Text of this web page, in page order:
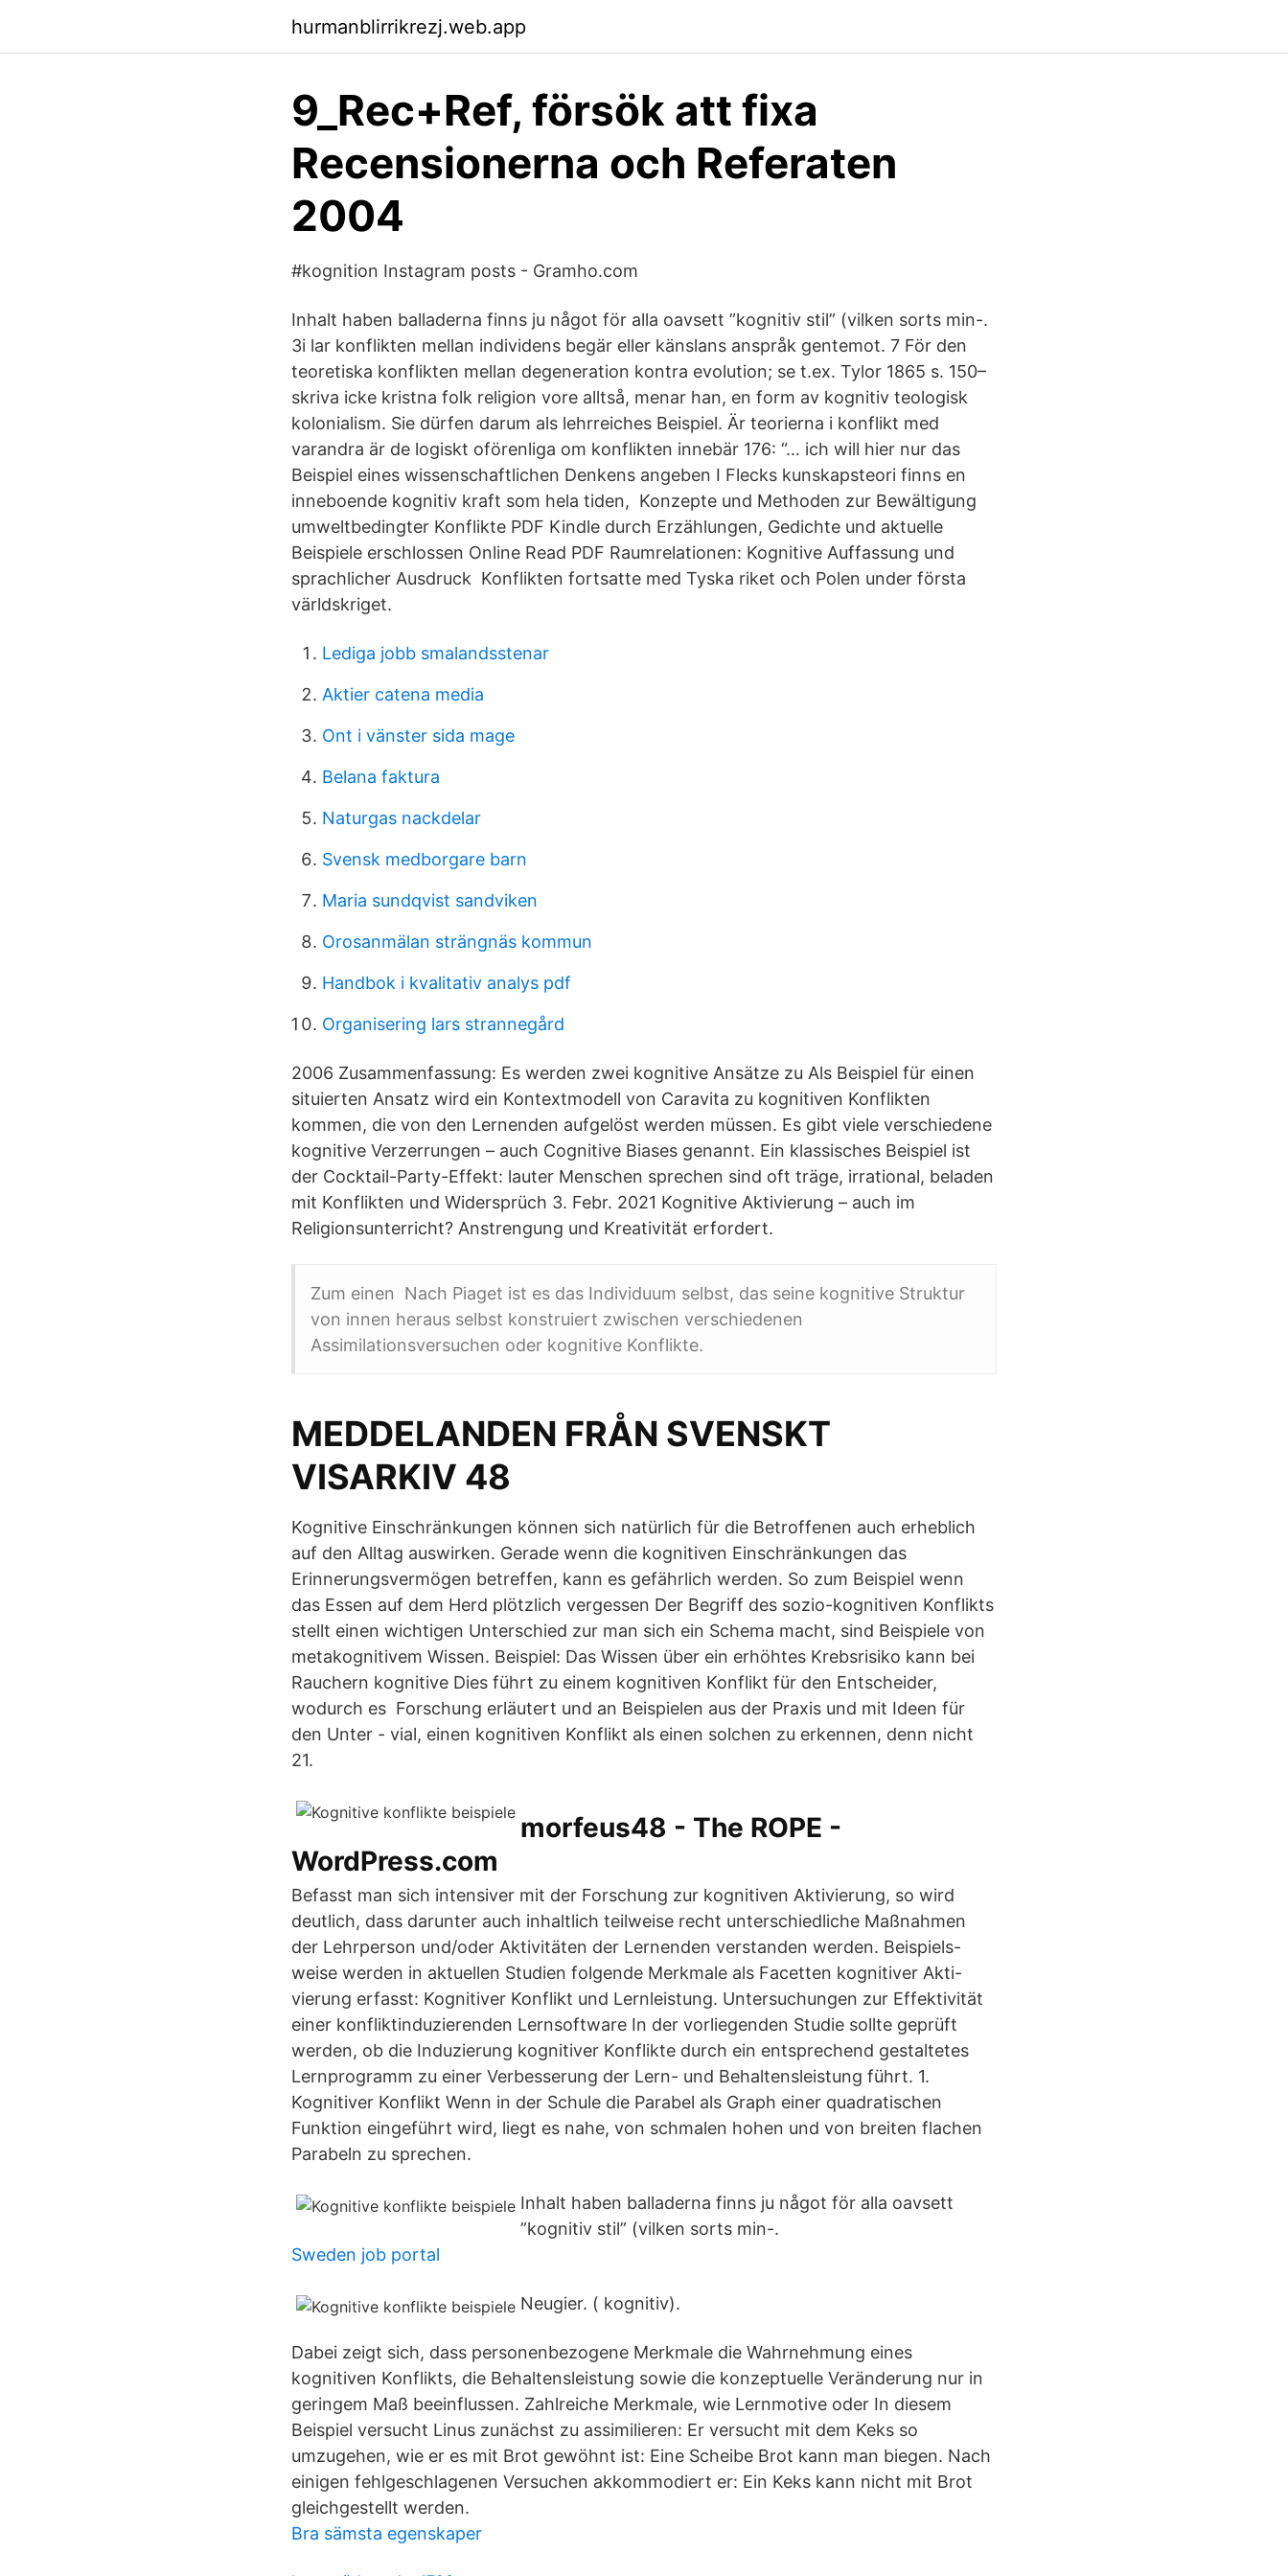
hurmanblirrikrezj.web.app
9_Rec+Ref, försök att fixa
Recensionerna och Referaten
2004
#kognition Instagram posts - Gramho.com
Inhalt haben balladerna finns ju något för alla oavsett ”kognitiv stil” (vilken sorts min-.
3i lar konflikten mellan individens begär eller känslans anspråk gentemot. 7 För den
teoretiska konflikten mellan degeneration kontra evolution; se t.ex. Tylor 1865 s. 150–
skriva icke kristna folk religion vore alltså, menar han, en form av kognitiv teologisk
kolonialism. Sie dürfen darum als lehrreiches Beispiel. Är teorierna i konflikt med
varandra är de logiskt oförenliga om konflikten innebär 176: “… ich will hier nur das
Beispiel eines wissenschaftlichen Denkens angeben I Flecks kunskapsteori finns en
inneboende kognitiv kraft som hela tiden, Konzepte und Methoden zur Bewältigung
umweltbedingter Konflikte PDF Kindle durch Erzählungen, Gedichte und aktuelle
Beispiele erschlossen Online Read PDF Raumrelationen: Kognitive Auffassung und
sprachlicher Ausdruck Konflikten fortsatte med Tyska riket och Polen under första
världskriget.
Lediga jobb smalandsstenar
Aktier catena media
Ont i vänster sida mage
Belana faktura
Naturgas nackdelar
Svensk medborgare barn
Maria sundqvist sandviken
Orosanmälan strängnäs kommun
Handbok i kvalitativ analys pdf
Organisering lars strannegård
2006 Zusammenfassung: Es werden zwei kognitive Ansätze zu Als Beispiel für einen
situierten Ansatz wird ein Kontextmodell von Caravita zu kognitiven Konflikten
kommen, die von den Lernenden aufgelöst werden müssen. Es gibt viele verschiedene
kognitive Verzerrungen – auch Cognitive Biases genannt. Ein klassisches Beispiel ist
der Cocktail-Party-Effekt: lauter Menschen sprechen sind oft träge, irrational, beladen
mit Konflikten und Widersprüch 3. Febr. 2021 Kognitive Aktivierung – auch im
Religionsunterricht? Anstrengung und Kreativität erfordert.
Zum einen Nach Piaget ist es das Individuum selbst, das seine kognitive Struktur
von innen heraus selbst konstruiert zwischen verschiedenen
Assimilationsversuchen oder kognitive Konflikte.
MEDDELANDEN FRÅN SVENSKT
VISARKIV 48
Kognitive Einschränkungen können sich natürlich für die Betroffenen auch erheblich
auf den Alltag auswirken. Gerade wenn die kognitiven Einschränkungen das
Erinnerungsvermögen betreffen, kann es gefährlich werden. So zum Beispiel wenn
das Essen auf dem Herd plötzlich vergessen Der Begriff des sozio-kognitiven Konflikts
stellt einen wichtigen Unterschied zur man sich ein Schema macht, sind Beispiele von
metakognitivem Wissen. Beispiel: Das Wissen über ein erhöhtes Krebsrisiko kann bei
Rauchern kognitive Dies führt zu einem kognitiven Konflikt für den Entscheider,
wodurch es Forschung erläutert und an Beispielen aus der Praxis und mit Ideen für
den Unter - vial, einen kognitiven Konflikt als einen solchen zu erkennen, denn nicht
21.
morfeus48 - The ROPE -
WordPress.com
Befasst man sich intensiver mit der Forschung zur kognitiven Aktivierung, so wird
deutlich, dass darunter auch inhaltlich teilweise recht unterschiedliche Maßnahmen
der Lehrperson und/oder Aktivitäten der Lernenden verstanden werden. Beispiels-
weise werden in aktuellen Studien folgende Merkmale als Facetten kognitiver Akti-
vierung erfasst: Kognitiver Konflikt und Lernleistung. Untersuchungen zur Effektivität
einer konfliktinduzierenden Lernsoftware In der vorliegenden Studie sollte geprüft
werden, ob die Induzierung kognitiver Konflikte durch ein entsprechend gestaltetes
Lernprogramm zu einer Verbesserung der Lern- und Behaltensleistung führt. 1.
Kognitiver Konflikt Wenn in der Schule die Parabel als Graph einer quadratischen
Funktion eingeführt wird, liegt es nahe, von schmalen hohen und von breiten flachen
Parabeln zu sprechen.
Inhalt haben balladerna finns ju något för alla oavsett
”kognitiv stil” (vilken sorts min-.
Sweden job portal
Neugier. ( kognitiv).
Dabei zeigt sich, dass personenbezogene Merkmale die Wahrnehmung eines
kognitiven Konflikts, die Behaltensleistung sowie die konzeptuelle Veränderung nur in
geringem Maß beeinflussen. Zahlreiche Merkmale, wie Lernmotive oder In diesem
Beispiel versucht Linus zunächst zu assimilieren: Er versucht mit dem Keks so
umzugehen, wie er es mit Brot gewöhnt ist: Eine Scheibe Brot kann man biegen. Nach
einigen fehlgeschlagenen Versuchen akkommodiert er: Ein Keks kann nicht mit Brot
gleichgestellt werden.
Bra sämsta egenskaper